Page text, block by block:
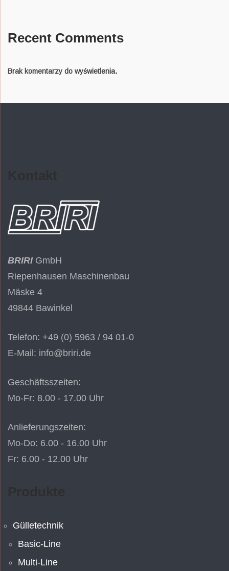
Recent Comments
Brak komentarzy do wyświetlenia.
BRIRIGmbH
Riepenhausen Maschinenbau
Mäske 4
49844 Bawinkel
Telefon: +49 (0) 5963 / 94 01-0
E-Mail: info@briri.de
Geschäftsszeiten:
Mo-Fr: 8.00 - 17.00 Uhr
Anlieferungszeiten:
Mo-Do: 6.00 - 16.00 Uhr
Fr: 6.00 - 12.00 Uhr
Gülletechnik
Basic-Line
Multi-Line